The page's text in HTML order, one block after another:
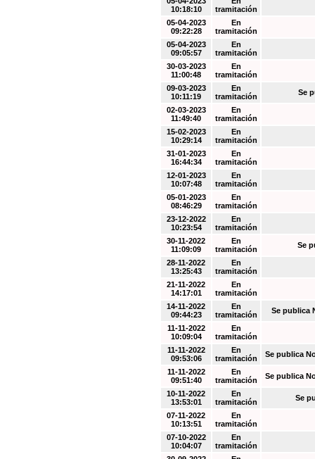
10:18:10
tramitación
05-04-2023
09:22:28
En
tramitación
05-04-2023
09:05:57
En
tramitación
30-03-2023
11:00:48
En
tramitación
09-03-2023
10:11:19
En
tramitación
Se
02-03-2023
11:49:40
En
tramitación
15-02-2023
10:29:14
En
tramitación
31-01-2023
16:44:34
En
tramitación
12-01-2023
10:07:48
En
tramitación
05-01-2023
08:46:29
En
tramitación
23-12-2022
10:23:54
En
tramitación
30-11-2022
11:09:09
En
tramitación
Se
28-11-2022
13:25:43
En
tramitación
21-11-2022
14:17:01
En
tramitación
14-11-2022
09:44:23
En
tramitación
Se publica
11-11-2022
10:09:04
En
tramitación
11-11-2022
09:53:06
En
tramitación
Se publica
11-11-2022
09:51:40
En
tramitación
Se publica
10-11-2022
13:53:01
En
tramitación
Se
07-11-2022
10:13:51
En
tramitación
07-10-2022
10:04:07
En
tramitación